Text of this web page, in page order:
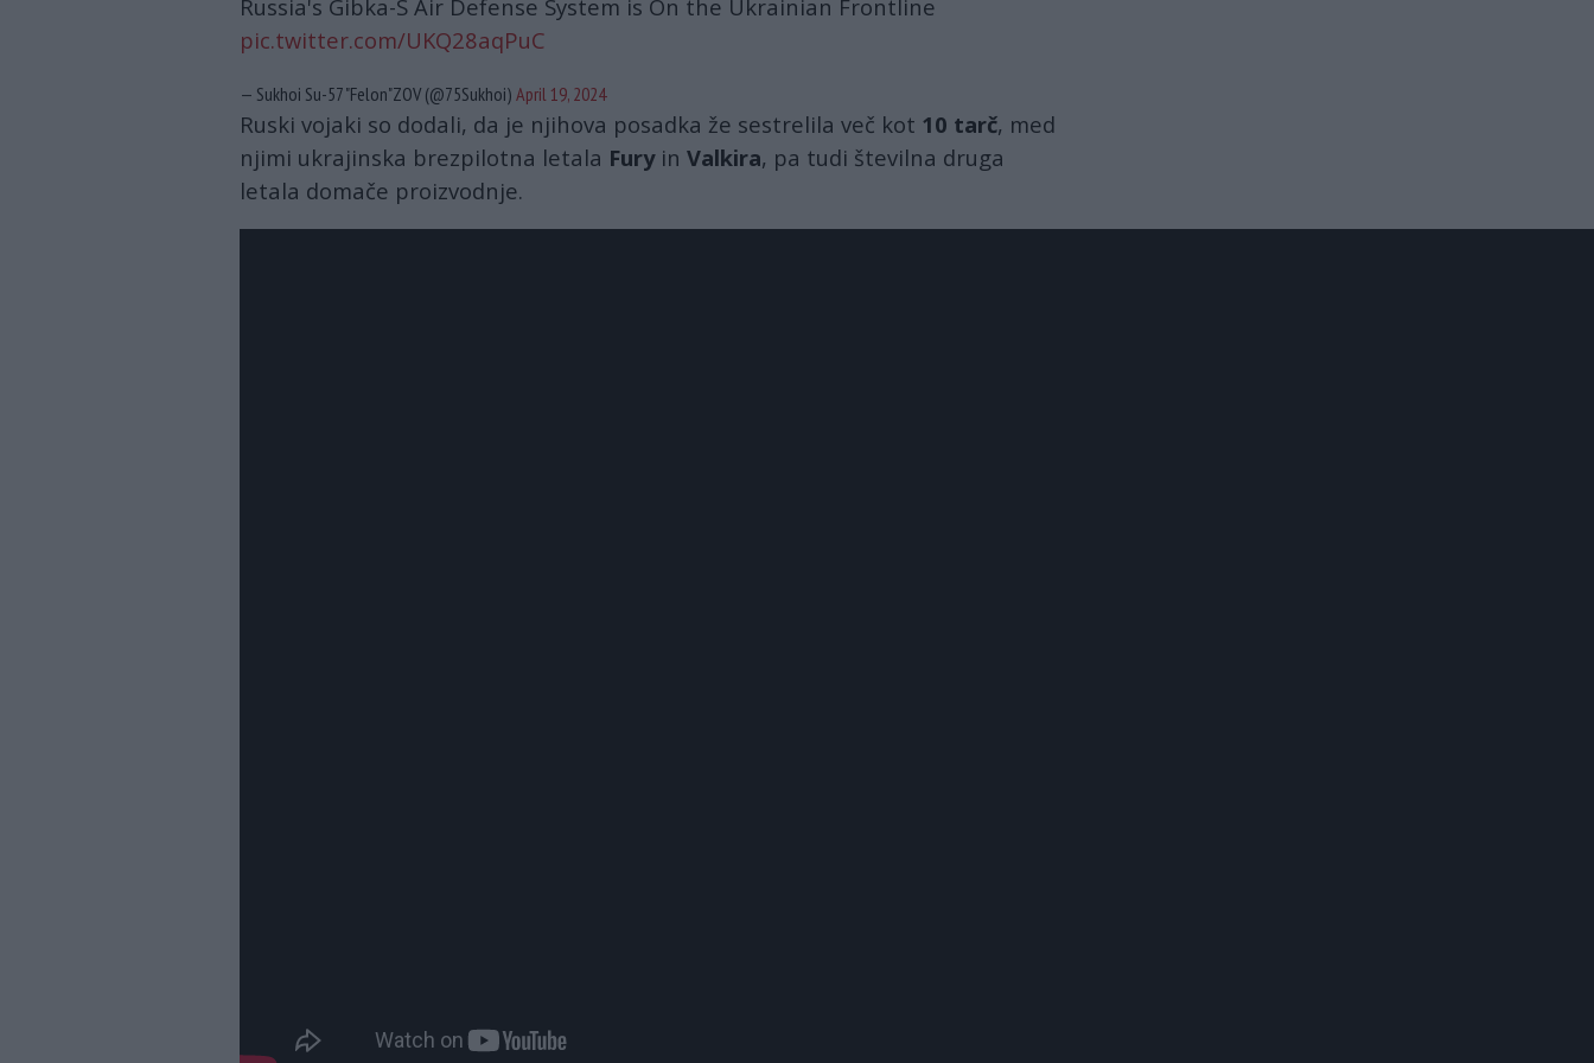
Russia's Gibka-S Air Defense System is On the Ukrainian Frontline
pic.twitter.com/UKQ28aqPuC
— Sukhoi Su-57 "Felon"ZOV (@75Sukhoi) April 19, 2024
Ruski vojaki so dodali, da je njihova posadka že sestrelila več kot 10 tarč, med
njimi ukrajinska brezpilotna letala Furyin Valkira, pa tudi številna druga
letala domače proizvodnje.